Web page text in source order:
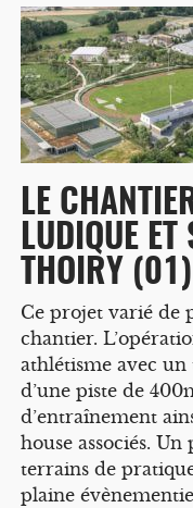
LE
LUDIQUE
THOIRY
Ce projet varié de
chantier.
athlétisme avec
d’une piste de
d’entraînement
house associés.
terrains de
plaine